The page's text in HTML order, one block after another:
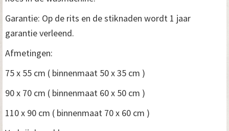
Garantie: Op de rits en de stiknaden wordt 1 jaar
garantie verleend.
Afmetingen:
75 x 55 cm ( binnenmaat 50 x 35 cm )
90 x 70 cm ( binnenmaat 60 x 50 cm )
110 x 90 cm ( binnenmaat 70 x 60 cm )